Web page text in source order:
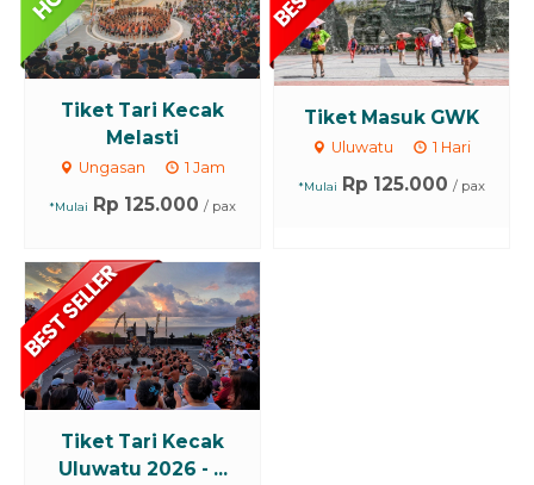
Tiket Tari Kecak
Melasti
Ungasan 1 Jam
*Mulai Rp 125.000 / pax
Tiket Masuk GWK
Uluwatu 1 Hari
*Mulai Rp 125.000 / pax
Tiket Tari Kecak
Uluwatu 2026 - ...